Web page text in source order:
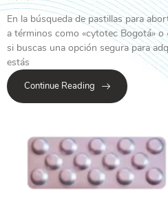
En la búsqueda de pastillas para
a términos como «cytotec Bogotá» o
si buscas una opción segura para
estás
Continue Reading